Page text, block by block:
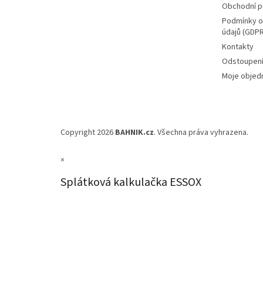
Obchodní
Podmínky
údajů
Kontakty
Moje
Copyright 2026 BAHNIK.cz. Všechna práva vyhrazena.
×
Splátková kalkulačka ESSOX